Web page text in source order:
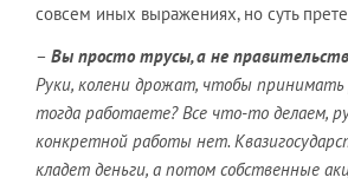
совсем иных выражениях, но суть
– Вы просто трусы, а не
Руки, колени дрожат, чтобы принимать
тогда работаете? Все что-то делаем,
конкретной работы нет.
кладет деньги, а потом собственные